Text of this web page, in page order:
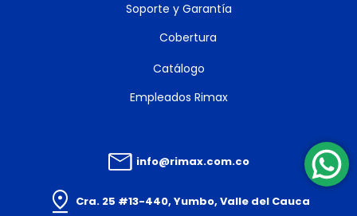
Soporte y Garantía
Cobertura
Catálogo
Empleados Rimax
info@rimax.com.co
Cra. 25 #13-440, Yumbo, Valle del Cauca